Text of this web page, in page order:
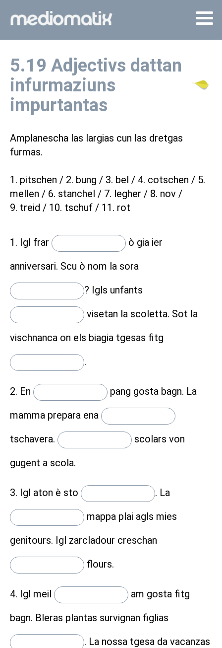
5.19 Adjectivs dattan
infurmaziuns
impurtantas
Amplanescha las largias cun las dretgas
furmas.
1. pitschen / 2. bung / 3. bel / 4. cotschen / 5.
mellen / 6. stanchel / 7. legher / 8. nov /
9. treid / 10. tschuf / 11. rot
1. Igl frar
ò gia ier
anniversari. Scu ò nom la sora
? Igls unfants
visetan la scoletta. Sot la
vischnanca on els biagia tgesas fitg
.
2. En
pang gosta bagn. La
mamma prepara ena
tschavera.
scolars von
gugent a scola.
3. Igl aton è sto . La
mappa plai agls mies
genitours. Igl zarcladour creschan
flours.
4. Igl meil
am gosta fitg
bagn. Bleras plantas survignan figlias
. La nossa tgesa da vacanzas